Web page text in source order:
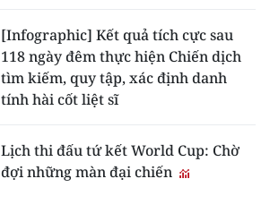
[Infographic] Kết quả tích cực sau
118 ngày đêm thực hiện Chiến dịch
tìm kiếm, quy tập, xác định danh
tính hài cốt liệt sĩ
Lịch thi đấu tứ kết World Cup: Chờ
đợi những màn đại chiến